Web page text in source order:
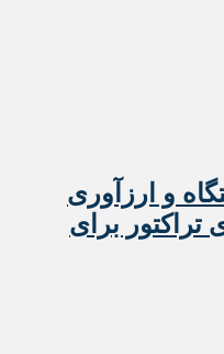
هزار دستگاه و ارزآوری
دلاری تراکتور برای